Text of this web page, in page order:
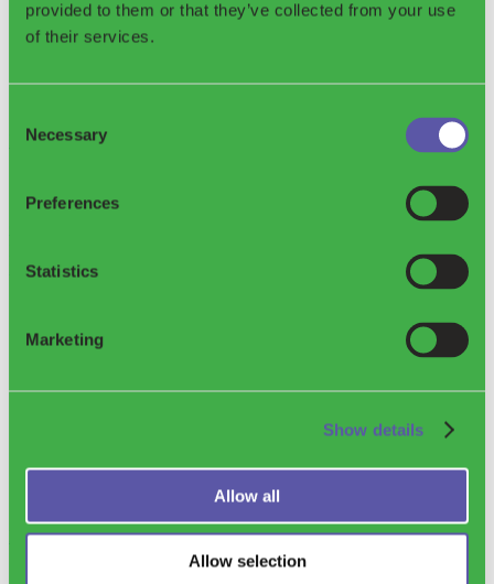
provided to them or that they’ve collected from your use
of their services.
Selection
Necessary
Preferences
Statistics
Marketing
Show details
Allow all
Allow selection
Le grand mythe du recyclage
Cet article explore les complexités et les limites du recyclage du
récupération des matériaux.
Découvrez notre Waste Library